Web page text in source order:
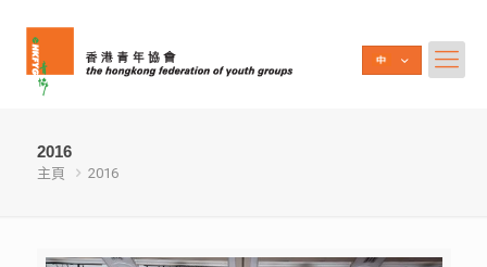
2016
主頁 2016